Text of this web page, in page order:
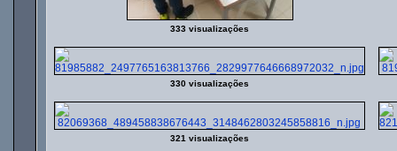
333 visualizações
330 visualizações
321 visualizações